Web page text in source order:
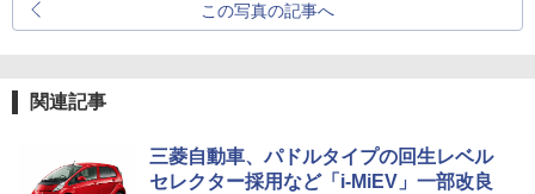
この写真の記事へ
関連記事
三菱自動車、パドルタイプの回生レベル
セレクター採用など「i-MiEV」一部改良